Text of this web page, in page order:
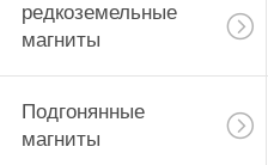
редкоземельные
магниты
Подгонянные
магниты